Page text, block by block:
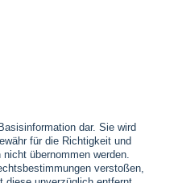
dar. Sie wird
für die Richtigkeit und
übernommen werden.
verstoßen,